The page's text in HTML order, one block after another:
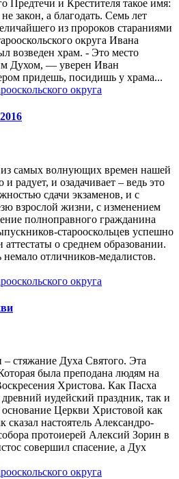
Предтечи и Крестителя такое имя:
закон, а благодать. Семь лет
из пророков стараниями
округа Ивана
возведен храм. - Это место
Духом, — уверен Иван
придешь, посидишь у храма...
округа
самых волнующих времен нашей
радует, и озадачивает – ведь это
сдачи экзаменов, и с
взрослой жизни, с изменением
полноправного гражданина
старооскольцев успешно
о среднем образовании.
отличников-медалистов.
округа
стяжание Духа Святого. Эта
была преподана людям на
Христова. Как Пасха
иудейский праздник, так и
Церкви Христовой как
сказал настоятель Александро-
протоиерей Алексий Зорин в
совершил спасение, а Дух
округа